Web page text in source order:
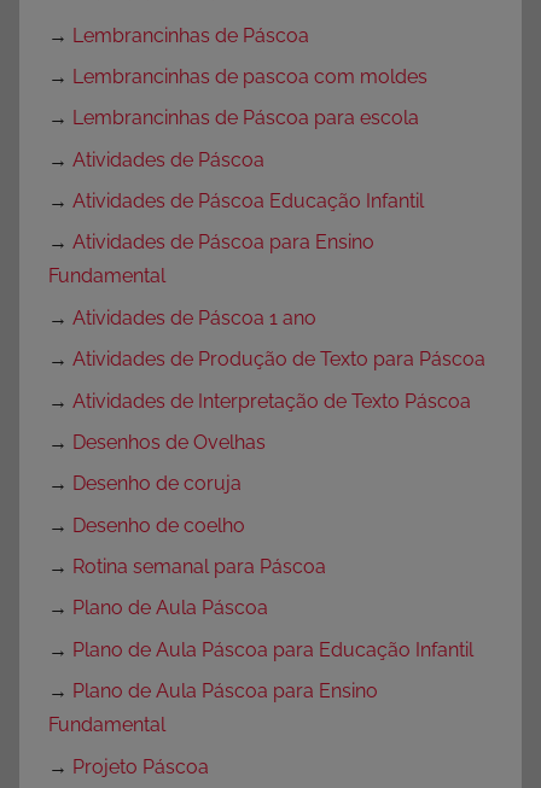
→ Lembrancinhas de Páscoa
→ Lembrancinhas de pascoa com moldes
→ Lembrancinhas de Páscoa para escola
→ Atividades de Páscoa
→ Atividades de Páscoa Educação Infantil
→ Atividades de Páscoa para Ensino
Fundamental
→ Atividades de Páscoa 1 ano
→ Atividades de Produção de Texto para Páscoa
→ Atividades de Interpretação de Texto Páscoa
→ Desenhos de Ovelhas
→ Desenho de coruja
→ Desenho de coelho
→ Rotina semanal para Páscoa
→ Plano de Aula Páscoa
→ Plano de Aula Páscoa para Educação Infantil
→ Plano de Aula Páscoa para Ensino
Fundamental
→ Projeto Páscoa